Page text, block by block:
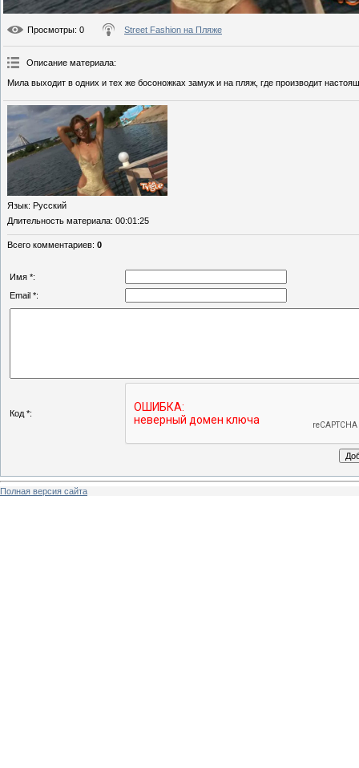
Просмотры: 0 Street Fashion на Пляже
Описание материала:
Мила выходит в одних и тех же босоножках замуж и на пляж, где производит
Язык: Русский
Длительность материала: 00:01:25
Всего комментариев: 0
Имя *:
Email *:
Код *:
Полная версия сайта